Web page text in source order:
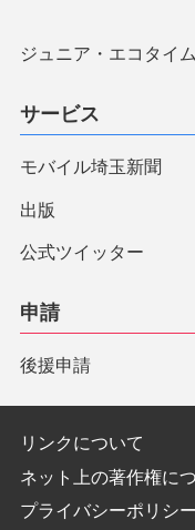
ジュニア・エコタイ
サービス
モバイル埼玉新聞
出版
公式ツイッター
申請
後援申請
リンクについて
ネット上の著作権に
プライバシーポリシ